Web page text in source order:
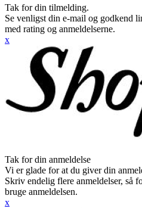
Tak for din tilmelding.
Se venligst din e-mail og godkend
med rating og anmeldelserne.
x
Tak for din anmeldelse
Vi er glade for at du giver din
Skriv endelig flere anmeldelser, så
bruge anmeldelsen.
x